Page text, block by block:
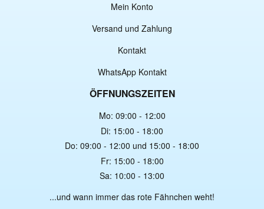
Mein Konto
Versand und Zahlung
Kontakt
WhatsApp Kontakt
ÖFFNUNGSZEITEN
Mo: 09:00 - 12:00
Di: 15:00 - 18:00
Do: 09:00 - 12:00 und 15:00 - 18:00
Fr: 15:00 - 18:00
Sa: 10:00 - 13:00
...und wann immer das rote Fähnchen weht!